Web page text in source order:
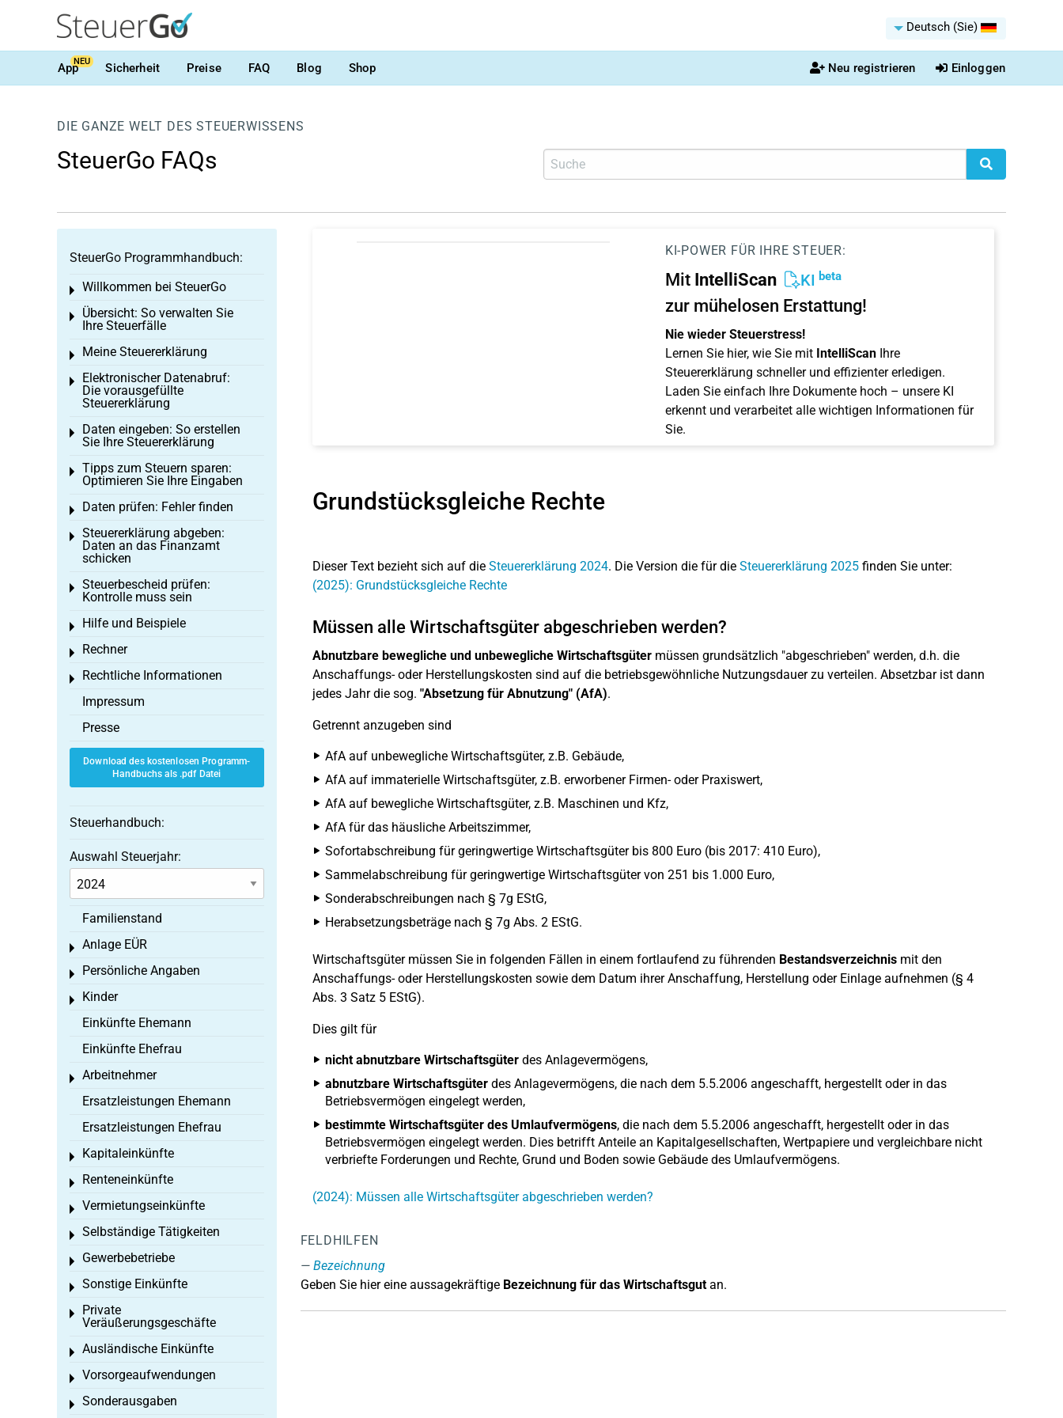
Deutsch (Sie)
AppNEU Sicherheit Preise FAQ Blog Shop Neu registrieren Einloggen
DIE GANZE WELT DES STEUERWISSENS
SteuerGo FAQs
KI-POWER FÜR IHRE STEUER:
Mit IntelliScan KI beta
zur mühelosen Erstattung!
Nie wieder Steuerstress!
Lernen Sie hier, wie Sie mit IntelliScanIhre
Steuererklärung schneller und effizienter erledigen.
Laden Sie einfach Ihre Dokumente hoch – unsere KI
erkennt und verarbeitet alle wichtigen Informationen für
Sie.
Grundstücksgleiche Rechte
Dieser Text bezieht sich auf die Steuererklärung 2024. Die Version die für die Steuererklärung 2025finden Sie unter:
(2025): Grundstücksgleiche Rechte
Müssen alle Wirtschaftsgüter abgeschrieben werden?
Abnutzbare bewegliche und unbewegliche Wirtschaftsgütermüssen grundsätzlich "abgeschrieben" werden, d.h. die
Anschaffungs- oder Herstellungskosten sind auf die betriebsgewöhnliche Nutzungsdauer zu verteilen. Absetzbar ist dann
jedes Jahr die sog. "Absetzung für Abnutzung" (AfA).
Getrennt anzugeben sind
AfA auf unbewegliche Wirtschaftsgüter, z.B. Gebäude,
AfA auf immaterielle Wirtschaftsgüter, z.B. erworbener Firmen- oder Praxiswert,
AfA auf bewegliche Wirtschaftsgüter, z.B. Maschinen und Kfz,
AfA für das häusliche Arbeitszimmer,
Sofortabschreibung für geringwertige Wirtschaftsgüter bis 800 Euro (bis 2017: 410 Euro),
Sammelabschreibung für geringwertige Wirtschaftsgüter von 251 bis 1.000 Euro,
Sonderabschreibungen nach § 7g EStG,
Herabsetzungsbeträge nach § 7g Abs. 2 EStG.
Wirtschaftsgüter müssen Sie in folgenden Fällen in einem fortlaufend zu führenden Bestandsverzeichnismit den
Anschaffungs- oder Herstellungskosten sowie dem Datum ihrer Anschaffung, Herstellung oder Einlage aufnehmen (§ 4
Abs. 3 Satz 5 EStG).
Dies gilt für
nicht abnutzbare Wirtschaftsgüterdes Anlagevermögens,
abnutzbare Wirtschaftsgüterdes Anlagevermögens, die nach dem 5.5.2006 angeschafft, hergestellt oder in das
Betriebsvermögen eingelegt werden,
bestimmte Wirtschaftsgüter des Umlaufvermögens, die nach dem 5.5.2006 angeschafft, hergestellt oder in das
Betriebsvermögen eingelegt werden. Dies betrifft Anteile an Kapitalgesellschaften, Wertpapiere und vergleichbare nicht
verbriefte Forderungen und Rechte, Grund und Boden sowie Gebäude des Umlaufvermögens.
(2024): Müssen alle Wirtschaftsgüter abgeschrieben werden?
FELDHILFEN
Bezeichnung
Geben Sie hier eine aussagekräftige Bezeichnung für das Wirtschaftsgutan.
SteuerGo Programmhandbuch:
Willkommen bei SteuerGo
Toggle menu
Übersicht: So verwalten Sie
Ihre Steuerfälle
Toggle menu
Meine Steuererklärung
Toggle menu
Elektronischer Datenabruf:
Die vorausgefüllte
Steuererklärung
Toggle menu
Daten eingeben: So erstellen
Sie Ihre Steuererklärung
Toggle menu
Tipps zum Steuern sparen:
Optimieren Sie Ihre Eingaben
Toggle menu
Daten prüfen: Fehler finden
Toggle menu
Steuererklärung abgeben:
Daten an das Finanzamt
schicken
Toggle menu
Steuerbescheid prüfen:
Kontrolle muss sein
Toggle menu
Hilfe und Beispiele
Toggle menu
Rechner
Toggle menu
Rechtliche Informationen
Toggle menu
Impressum
Presse
Download des kostenlosen Programm-
Handbuchs als .pdf Datei
Steuerhandbuch:
Auswahl Steuerjahr:
Familienstand
Anlage EÜR
Toggle menu
Persönliche Angaben
Toggle menu
Kinder
Toggle menu
Einkünfte Ehemann
Einkünfte Ehefrau
Arbeitnehmer
Toggle menu
Ersatzleistungen Ehemann
Ersatzleistungen Ehefrau
Kapitaleinkünfte
Toggle menu
Renteneinkünfte
Toggle menu
Vermietungseinkünfte
Toggle menu
Selbständige Tätigkeiten
Toggle menu
Gewerbebetriebe
Toggle menu
Sonstige Einkünfte
Toggle menu
Private
Veräußerungsgeschäfte
Toggle menu
Ausländische Einkünfte
Toggle menu
Vorsorgeaufwendungen
Toggle menu
Sonderausgaben
Toggle menu